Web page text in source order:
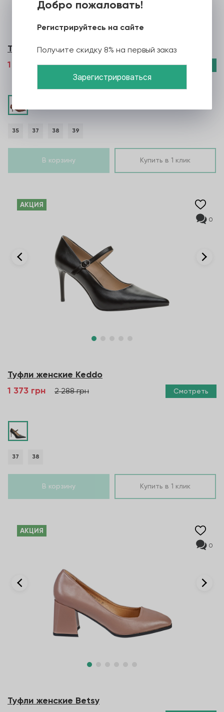
Туфли женские Betsy
1 679 грн
2 398 грн Смотреть
35 37 38 39
В корзину Купить в 1 клик
AКЦИЯ
0
Туфли женcкие Keddo
1 373 грн
2 288 грн Смотреть
37 38
В корзину Купить в 1 клик
AКЦИЯ
0
Туфли женские Betsy
Добро пожаловать!
Регистрируйтесь на сайте
Получите скидку 8% на первый заказ